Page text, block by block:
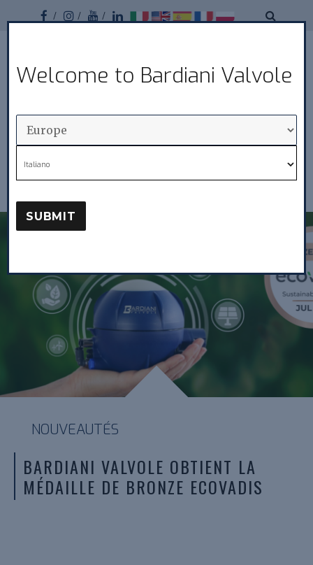
Welcome to Bardiani Valvole
Italiano
SUBMIT
Bardiani
MENU
Nouveautés
BARDIANI VALVOLE OBTIENT LA
MÉDAILLE DE BRONZE ECOVADIS
NOUVEAUTÉS